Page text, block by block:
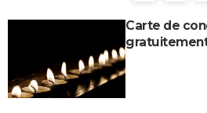
Carte de